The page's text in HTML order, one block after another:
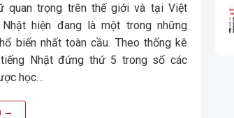
quan trọng trên thế giới và tại Việt
Nhật hiện đang là một trong những
biến nhất toàn cầu. Theo thống kê
Nhật đứng thứ 5 trong số các
học…
→